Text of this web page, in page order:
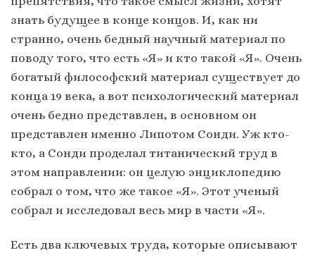
знать будущее в конце концов. И, как ни
странно, очень бедный научный материал по
поводу того, что есть «Я» и кто такой «Я». Очень
богатый философский материал существует до
конца 19 века, а вот психологический материал
очень бедно представлен, в основном он
представлен именно Липотом Сонди. Уж кто-
кто, а Сонди проделал титанический труд в
этом направлении: он целую энциклопедию
собрал о том, что же такое «Я». Этот ученый
собрал и исследовал весь мир в части «Я».
Есть два ключевых труда, которые описывают